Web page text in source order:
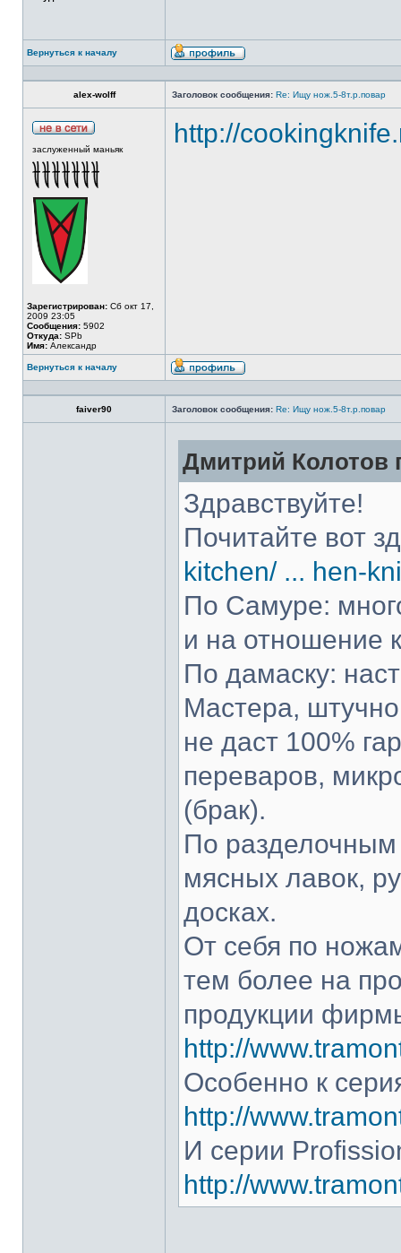
Вернуться к началу
alex-wolff Заголовок сообщения: Re: Ищу нож.5-8т.р.повар
заслуженный маньяк
Зарегистрирован: Сб окт 17,
2009 23:05
Сообщения: 5902
Откуда: SPb
Имя: Александр
http://
Вернуться к началу
faiver90 Заголовок сообщения: Re: Ищу нож.5-8т.р.повар
Дмитрий Колотов
Здравствуйте!
Почитайте вот
kitchen/ ... hen-
По Самуре:
и на отношение
По дамаску:
Мастера,
не даст 100%
переваров,
(брак).
По разделочным
мясных лавок,
досках.
От себя по
тем более на
продукции
http://
Особенно к
http://
И серии
http://